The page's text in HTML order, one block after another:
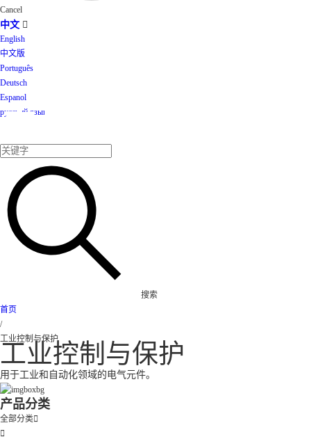
Cancel
中文 
English
中文版
Português
Deutsch
Espanol
русский язык
产品
搜索
首页
/
工业控制与保护
工业控制与保护
用于工业和自动化领域的电气元件。
产品分类
全部分类
